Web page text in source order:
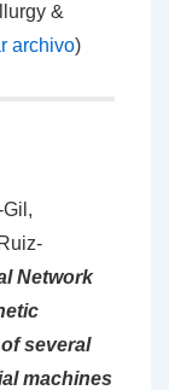
&
archivo)
Network
several
machines